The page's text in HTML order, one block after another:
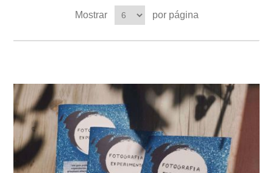
Mostrar por página